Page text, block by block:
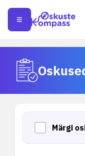
Märgi